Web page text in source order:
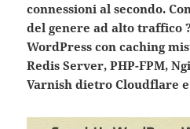
connessioni al secondo.
del genere ad alto traffico
WordPress con caching
Redis Server, PHP-FPM,
Varnish dietro Cloudflare